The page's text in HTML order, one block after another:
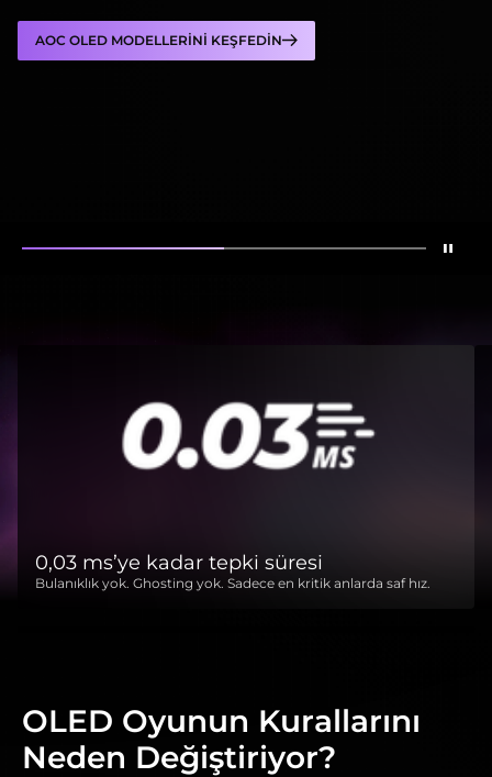
AOC OLED MODELLERİNİ KEŞFEDİN
Stop
Oyunda
0,03 ms’ye kadar tepki süresi
Bulanıklık yok. Ghosting yok. Sadece en kritik anlarda saf hız.
OLED Oyunun Kurallarını
Neden Değiştiriyor?